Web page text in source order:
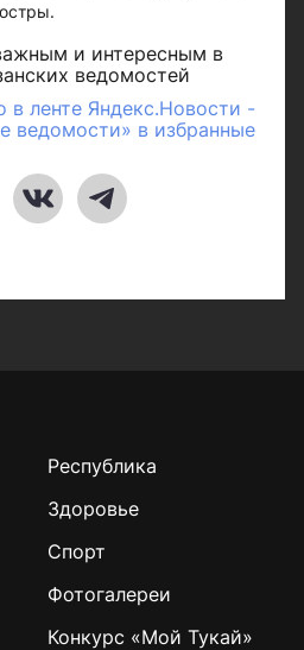
и интересным в
ведомостей
в ленте Яндекс.Новости -
ведомости» в избранные
Республика
Здоровье
Спорт
Фотогалереи
Конкурс «Мой Тукай»